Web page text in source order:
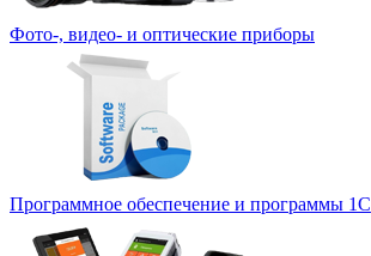
Фото-, видео- и оптические приборы
Программное обеспечение и программы 1С